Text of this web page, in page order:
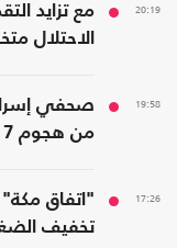
20:19
مع تزايد
الاحتلال
19:58
صحفي
من هجوم 7 أكتوبر
17:26
"اتفاق
تخفيف